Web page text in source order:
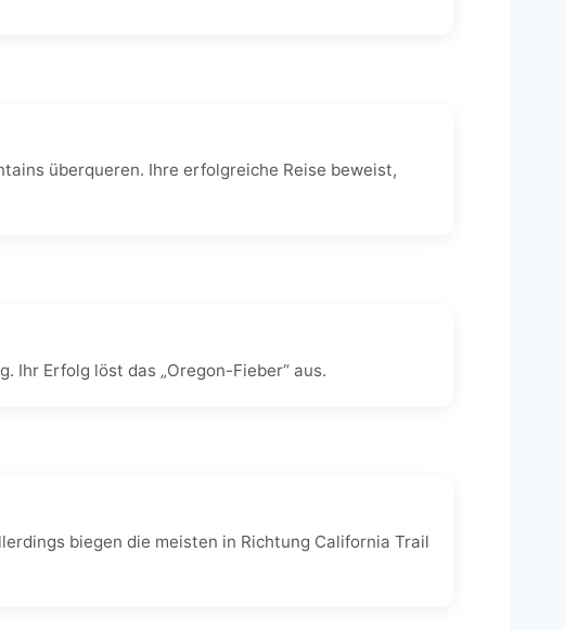
überqueren. Ihre erfolgreiche Reise beweist,
Ihr Erfolg löst das „Oregon-Fieber“ aus.
biegen die meisten in Richtung California Trail